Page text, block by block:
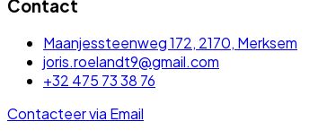
Contact
Maanjessteenweg 172, 2170, Merksem
joris.roelandt9@gmail.com
+32 475 73 38 76
Contacteer via Email